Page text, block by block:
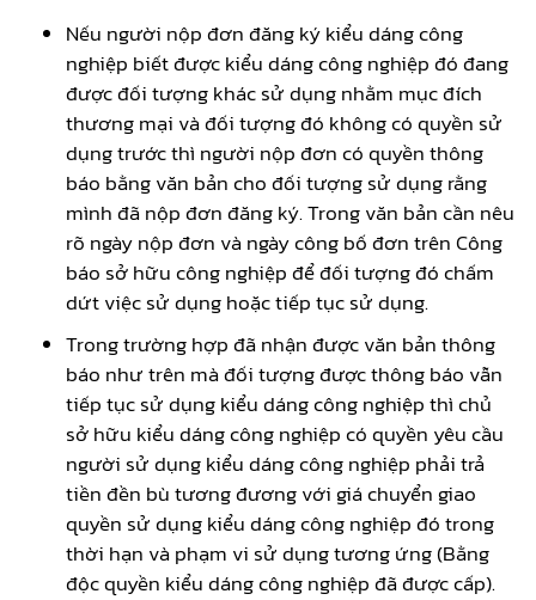
Nếu người nộp đơn đăng ký kiểu dáng công
nghiệp biết được kiểu dáng công nghiệp đó đang
được đối tượng khác sử dụng nhằm mục đích
thương mại và đối tượng đó không có quyền sử
dụng trước thì người nộp đơn có quyền thông
báo bằng văn bản cho đối tượng sử dụng rằng
mình đã nộp đơn đăng ký. Trong văn bản cần nêu
rõ ngày nộp đơn và ngày công bố đơn trên Công
báo sở hữu công nghiệp để đối tượng đó chấm
dứt việc sử dụng hoặc tiếp tục sử dụng.
Trong trường hợp đã nhận được văn bản thông
báo như trên mà đối tượng được thông báo vẫn
tiếp tục sử dụng kiểu dáng công nghiệp thì chủ
sở hữu kiểu dáng công nghiệp có quyền yêu cầu
người sử dụng kiểu dáng công nghiệp phải trả
tiền đền bù tương đương với giá chuyển giao
quyền sử dụng kiểu dáng công nghiệp đó trong
thời hạn và phạm vi sử dụng tương ứng (Bằng
độc quyền kiểu dáng công nghiệp đã được cấp).